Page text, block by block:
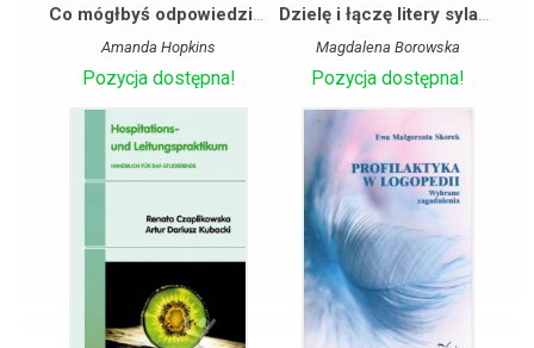
Co mógłbyś odpowiedzieć. Ćwiczenia kształtujące umiejętności społeczne
Amanda Hopkins
Pozycja dostępna!
Dzielę i łączę litery sylaby wyrazy. Ćwiczenia dla młodzieży i dorosłych z trudnościami językowymi
Magdalena Borowska
Pozycja dostępna!